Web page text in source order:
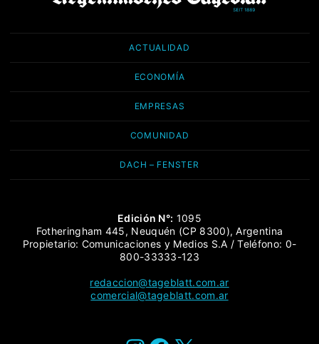
ACTUALIDAD
ECONOMÍA
EMPRESAS
COMUNIDAD
DACH – FENSTER
Edición N°: 1095
Fotheringham 445, Neuquén (CP 8300), Argentina
Propietario: Comunicaciones y Medios S.A / Teléfono: 0-
800-33333-123
redaccion@tageblatt.com.ar
comercial@tageblatt.com.ar